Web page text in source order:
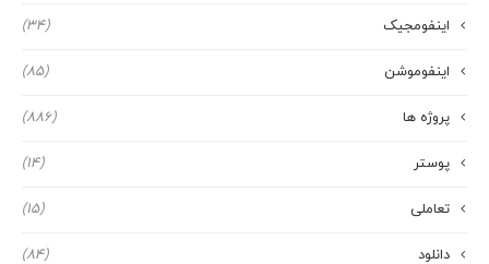
اینفومجیک (34)
اینفوموشن (85)
پروژه ها (886)
پوستر (14)
تعاملی (15)
دانلود (84)